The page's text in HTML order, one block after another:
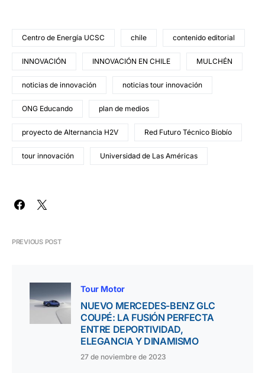
Centro de Energía UCSC chile contenido editorial
INNOVACIÓN INNOVACIÓN EN CHILE MULCHÉN
noticias de innovación noticias tour innovación
ONG Educando plan de medios
proyecto de Alternancia H2V Red Futuro Técnico Biobío
tour innovación Universidad de Las Américas
PREVIOUS POST
Tour Motor
NUEVO MERCEDES-BENZ GLC
COUPÉ: LA FUSIÓN PERFECTA
ENTRE DEPORTIVIDAD,
ELEGANCIA Y DINAMISMO
27 de noviembre de 2023